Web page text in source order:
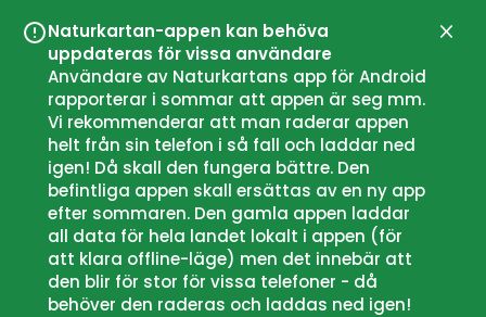
Naturkartan-appen kan behöva
uppdateras för vissa användare
Användare av Naturkartans app för Android
rapporterar i sommar att appen är seg mm.
Vi rekommenderar att man raderar appen
helt från sin telefon i så fall och laddar ned
igen! Då skall den fungera bättre. Den
befintliga appen skall ersättas av en ny app
efter sommaren. Den gamla appen laddar
all data för hela landet lokalt i appen (för
att klara offline-läge) men det innebär att
den blir för stor för vissa telefoner - då
behöver den raderas och laddas ned igen!